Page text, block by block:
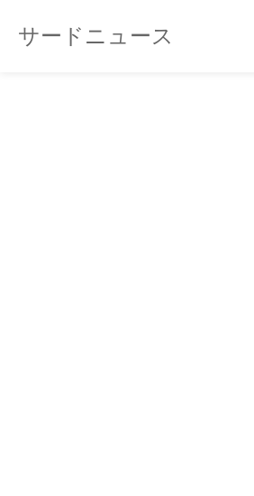
サードニュース